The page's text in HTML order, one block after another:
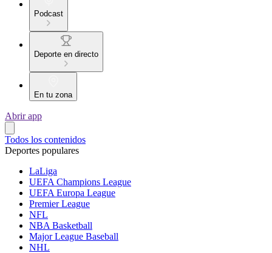
Podcast
Deporte en directo
En tu zona
Abrir app
Todos los contenidos
Deportes populares
LaLiga
UEFA Champions League
UEFA Europa League
Premier League
NFL
NBA Basketball
Major League Baseball
NHL